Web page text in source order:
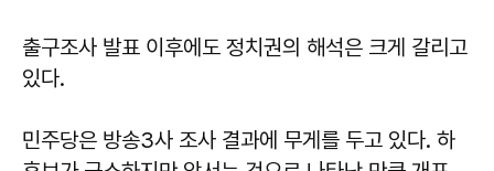
출구조사 발표 이후에도 정치권의 해석은 크게 갈리고
있다.
민주당은 방송3사 조사 결과에 무게를 두고 있다. 하